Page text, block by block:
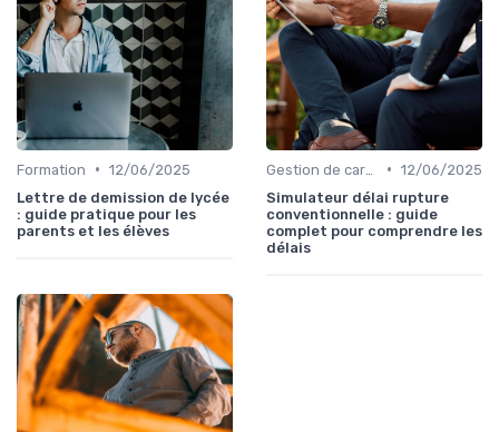
Formation • 12/06/2025
Lettre de demission de lycée
: guide pratique pour les
parents et les élèves
• 12/06/2025
Simulateur délai rupture
conventionnelle : guide
complet pour comprendre les
délais